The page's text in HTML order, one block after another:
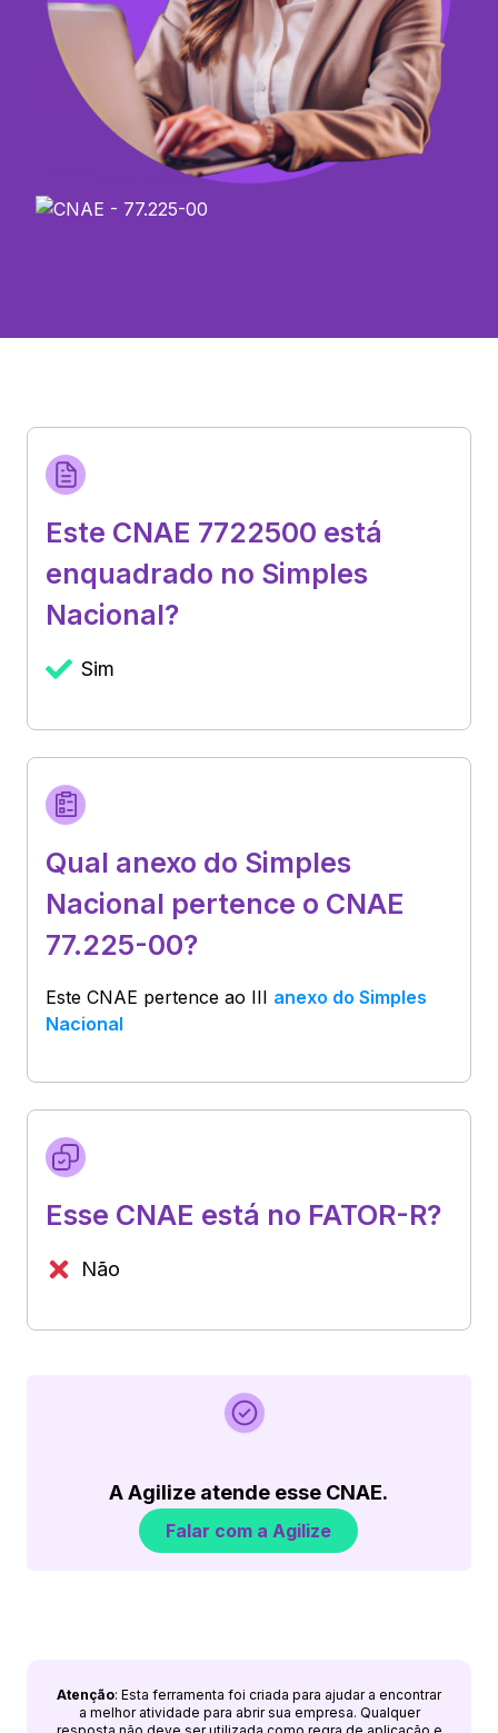
Este CNAE 7722500 está
enquadrado no Simples
Nacional?
Sim
Qual anexo do Simples
Nacional pertence o CNAE
77.225-00?
Este CNAE pertence ao III anexo do Simples
Nacional
Esse CNAE está no FATOR-R?
Não
A Agilize atende esse CNAE.
Falar com a Agilize
Atenção: Esta ferramenta foi criada para ajudar a encontrar
a melhor atividade para abrir sua empresa. Qualquer